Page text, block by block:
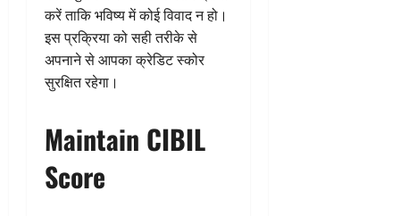
करें ताकि भविष्य में कोई विवाद न हो।
इस प्रक्रिया को सही तरीके से
अपनाने से आपका क्रेडिट स्कोर
सुरक्षित रहेगा।
Maintain CIBIL
Score